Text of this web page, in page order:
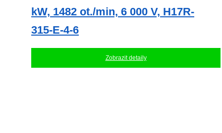
kW, 1482 ot./min, 6 000 V, H17R-
315-E-4-6
Zobrazit detaily